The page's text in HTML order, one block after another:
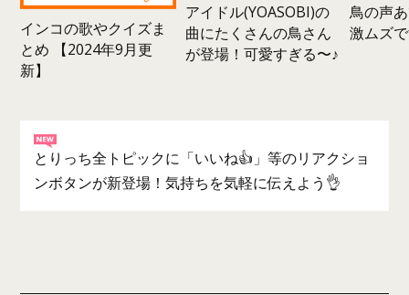
インコの歌やクイズま
とめ 【2024年9月更
新】
アイドル(YOASOBI)の
曲にたくさんの鳥さん
が登場！可愛すぎる〜♪
鳥の声
激ムズ
とりっち全トピックに「いいね👍」等のリアクショ
ンボタンが新登場！気持ちを気軽に伝えよう👌